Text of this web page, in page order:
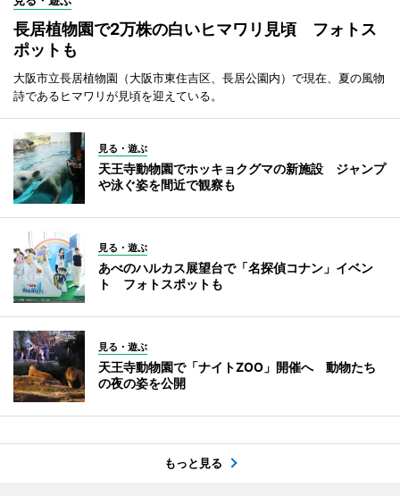
長居植物園で2万株の白いヒマワリ見頃 フォトス
ポットも
大阪市立長居植物園（大阪市東住吉区、長居公園内）で現在、夏の風物
詩であるヒマワリが見頃を迎えている。
見る・遊ぶ
天王寺動物園でホッキョクグマの新施設 ジャンプ
や泳ぐ姿を間近で観察も
見る・遊ぶ
あべのハルカス展望台で「名探偵コナン」イベン
ト フォトスポットも
見る・遊ぶ
天王寺動物園で「ナイトZOO」開催へ 動物たち
の夜の姿を公開
もっと見る